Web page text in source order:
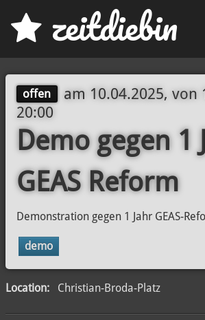
zeitdiebin
offen am 10.04.2025, von
20:00
Demo gegen 1
GEAS Reform
Demonstration gegen 1 Jahr GEAS-
demo
Location: Christian-Broda-Platz